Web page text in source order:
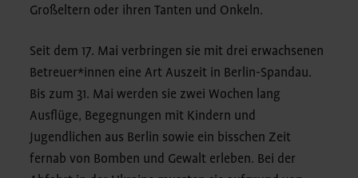
Großeltern oder ihren Tanten und Onkeln.
Seit dem 17. Mai verbringen sie mit drei erwachsenen
Betreuer*innen eine Art Auszeit in Berlin-Spandau.
Bis zum 31. Mai werden sie zwei Wochen lang
Ausflüge, Begegnungen mit Kindern und
Jugendlichen aus Berlin sowie ein bisschen Zeit
fernab von Bomben und Gewalt erleben. Bei der